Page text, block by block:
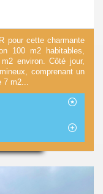
pour cette charmante
100 m2 habitables,
environ. Côté jour,
comprenant un
m2...